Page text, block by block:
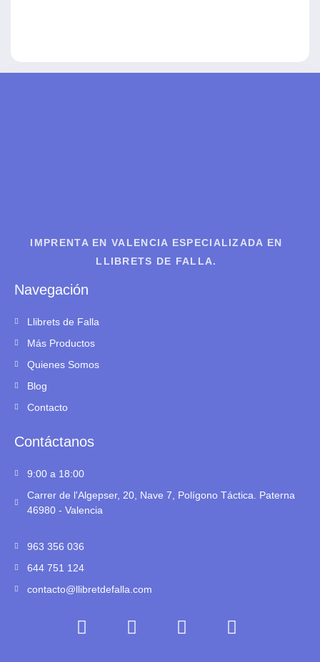
IMPRENTA EN VALENCIA ESPECIALIZADA EN
LLIBRETS DE FALLA.
Navegación
Llibrets de Falla
Más Productos
Quienes Somos
Blog
Contacto
Contáctanos
9:00 a 18:00
Carrer de l'Algepser, 20, Nave 7, Polígono Táctica. Paterna
46980 - Valencia
963 356 036
644 751 124
contacto@llibretdefalla.com